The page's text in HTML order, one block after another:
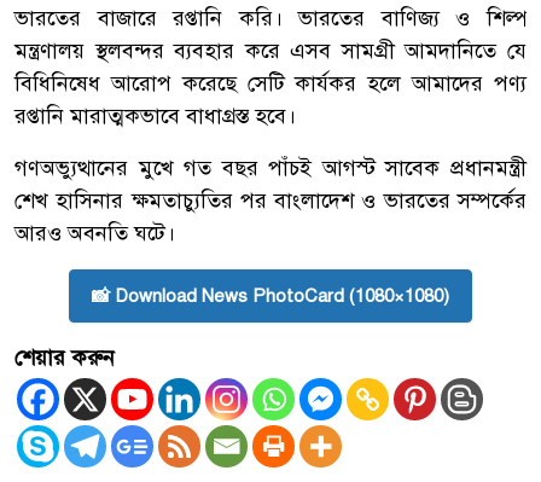
ভারতের বাজারে রপ্তানি করি। ভারতের বাণিজ্য ও শিল্প
মন্ত্রণালয় স্থলবন্দর ব্যবহার করে এসব সামগ্রী আমদানিতে যে
বিধিনিষেধ আরোপ করেছে সেটি কার্যকর হলে আমাদের পণ্য
রপ্তানি মারাত্মকভাবে বাধাগ্রস্ত হবে।
গণঅভ্যুত্থানের মুখে গত বছর পাঁচই আগস্ট সাবেক প্রধানমন্ত্রী
শেখ হাসিনার ক্ষমতাচ্যুতির পর বাংলাদেশ ও ভারতের সম্পর্কের
আরও অবনতি ঘটে।
📸 Download News PhotoCard (1080×1080)
শেয়ার করুন